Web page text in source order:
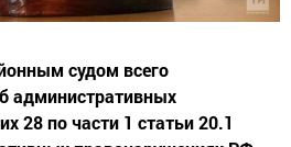
административных
28 по части 1 статьи 20.1
правонарушениях РФ.